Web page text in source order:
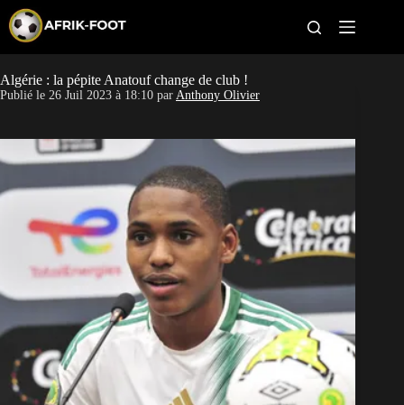
p
o
c
n
t
CAN féminine
Pays
Clubs
Classement
Paris sportifs
Algérie : la pépite Anatouf change de club !
Publié le 26 Juil 2023 à 18:10 par Anthony Olivier